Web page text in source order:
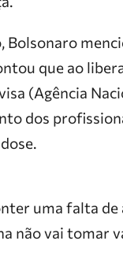
Bolsonaro
que ao
(Agência
dos
uma falta
não vai tomar